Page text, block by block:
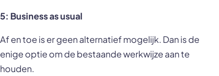
5: Business as usual
Af en toe is er geen alternatief mogelijk. Dan is de
enige optie om de bestaande werkwijze aan te
houden.